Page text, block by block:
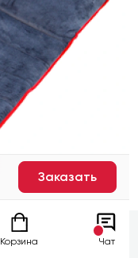
Заказать
Корзина Чат